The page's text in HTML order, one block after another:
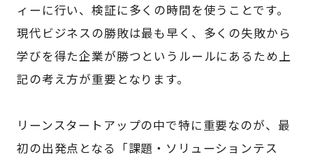
ィーに行い、検証に多くの時間を使うことです。
現代ビジネスの勝敗は最も早く、多くの失敗から
学びを得た企業が勝つというルールにあるため上
記の考え方が重要となります。
リーンスタートアップの中で特に重要なのが、最
初の出発点となる「課題・ソリューションテス